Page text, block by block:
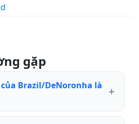
gặp
Brazil/DeNoronha là